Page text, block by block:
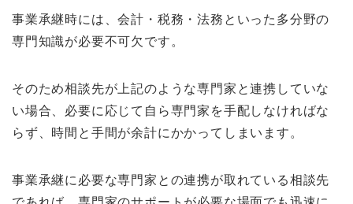
事業承継時には、会計・税務・法務といった多分野の
専門知識が必要不可欠です。
そのため相談先が上記のような専門家と連携していな
い場合、必要に応じて自ら専門家を手配しなければな
らず、時間と手間が余計にかかってしまいます。
事業承継に必要な専門家との連携が取れている相談先